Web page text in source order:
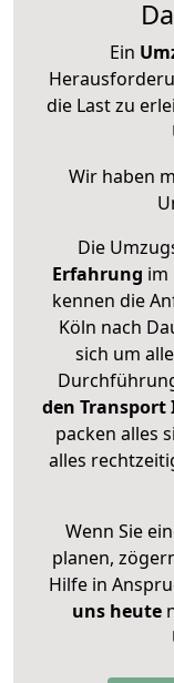
Ein
die Last zu
Wir haben
Die
Erfahrung im
kennen die
Köln nach
sich um
den Transport
packen alles
alles
Wenn Sie
planen,
Hilfe in
uns heute